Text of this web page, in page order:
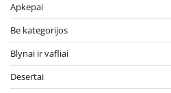
Apkepai
Be kategorijos
Blynai ir vafliai
Desertai